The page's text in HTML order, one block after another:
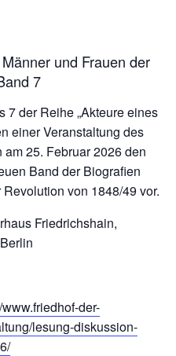
und Frauen der
7
7 der Reihe „Akteure eines
einer Veranstaltung des
25. Februar 2026 den
Band der Biografien
von 1848/49 vor.
Friedrichshain,
der-
lesung-diskussion-